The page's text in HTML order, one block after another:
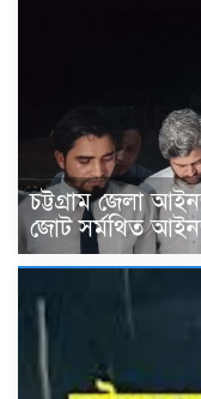
চট্টগ্রাম জেলা
জোট সর্মথিত